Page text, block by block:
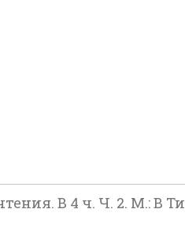
В 4 ч. Ч. 2. М.: В